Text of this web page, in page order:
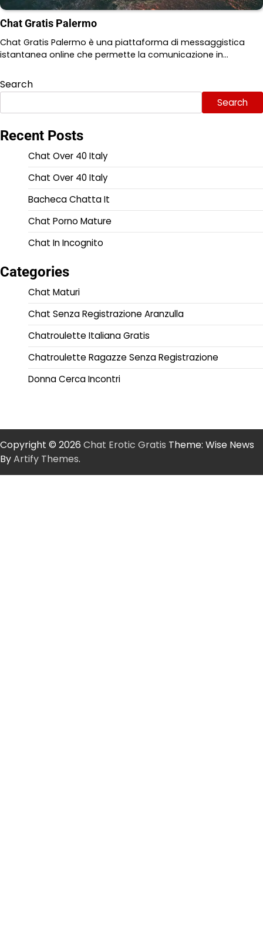
Chat Gratis Palermo
Chat Gratis Palermo è una piattaforma di messaggistica
istantanea online che permette la comunicazione in…
Search
Search
Recent Posts
Chat Over 40 Italy
Chat Over 40 Italy
Bacheca Chatta It
Chat Porno Mature
Chat In Incognito
Categories
Chat Maturi
Chat Senza Registrazione Aranzulla
Chatroulette Italiana Gratis
Chatroulette Ragazze Senza Registrazione
Donna Cerca Incontri
Copyright © 2026 Chat Erotic Gratis Theme: Wise News
ByArtify Themes.